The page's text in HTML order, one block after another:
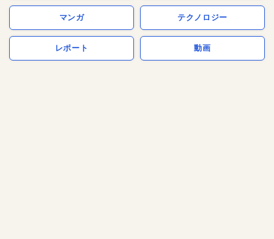
マンガ テクノロジー
レポート 動画